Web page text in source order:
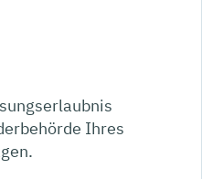
Ihres